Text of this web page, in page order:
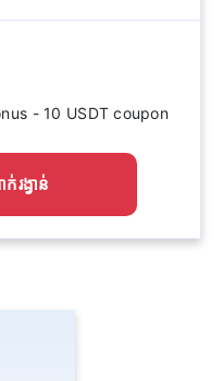
- 10 USDT coupon
រង្វាន់